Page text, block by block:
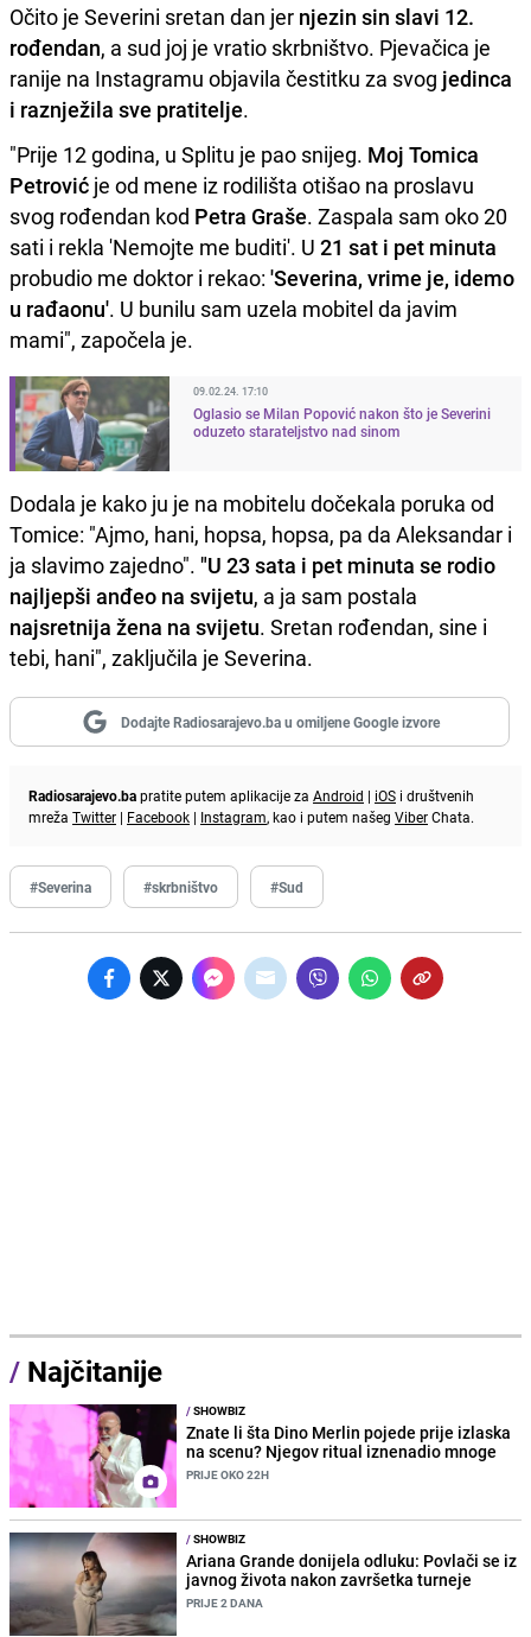
Očito je Severini sretan dan jer njezin sin slavi 12.
rođendan, a sud joj je vratio skrbništvo. Pjevačica je
ranije na Instagramu objavila čestitku za svog jedinca
i raznježila sve pratitelje.
"Prije 12 godina, u Splitu je pao snijeg. Moj Tomica
Petrović je od mene iz rodilišta otišao na proslavu
svog rođendan kod Petra Graše. Zaspala sam oko 20
sati i rekla 'Nemojte me buditi'. U 21 sat i pet minuta
probudio me doktor i rekao: 'Severina, vrime je, idemo
u rađaonu'. U bunilu sam uzela mobitel da javim
mami", započela je.
09.02.24. 17:10
Oglasio se Milan Popović nakon što je Severini
oduzeto starateljstvo nad sinom
Dodala je kako ju je na mobitelu dočekala poruka od
Tomice: "Ajmo, hani, hopsa, hopsa, pa da Aleksandar i
ja slavimo zajedno". "U 23 sata i pet minuta se rodio
najljepši anđeo na svijetu, a ja sam postala
najsretnija žena na svijetu. Sretan rođendan, sine i
tebi, hani", zaključila je Severina.
Dodajte Radiosarajevo.ba u omiljene Google izvore
Radiosarajevo.bapratite putem aplikacije za Android | iOS i društvenih
mreža Twitter | Facebook | Instagram, kao i putem našeg ViberChata.
#Severina #skrbništvo #Sud
/ Najčitanije
/SHOWBIZ
Znate li šta Dino Merlin pojede prije izlaska
na scenu? Njegov ritual iznenadio mnoge
PRIJE OKO 22H
/SHOWBIZ
Ariana Grande donijela odluku: Povlači se iz
javnog života nakon završetka turneje
PRIJE 2 DANA